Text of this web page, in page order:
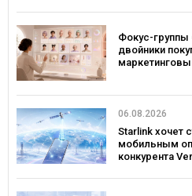
Фокус-
двойники
06.08.2026
Starlink хочет
мобильным
конкурента